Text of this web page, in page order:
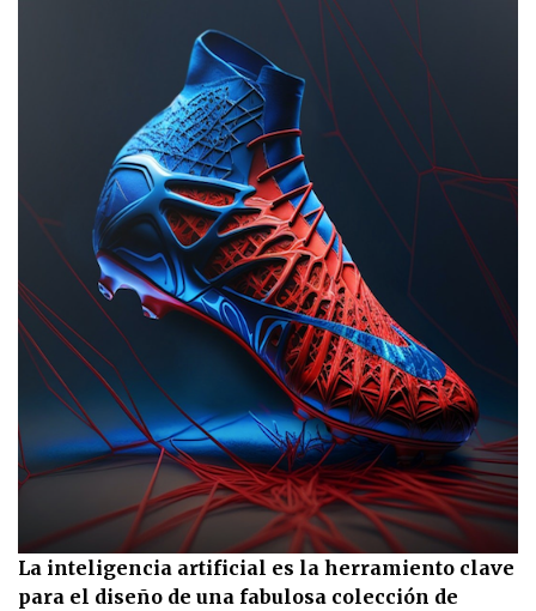
La inteligencia artificial es la herramiento clave
para el diseño de una fabulosa colección de